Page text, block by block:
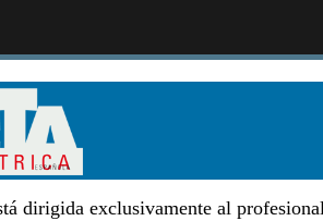
dirigida exclusivamente al